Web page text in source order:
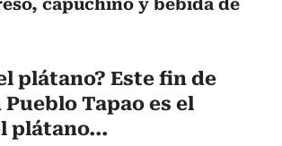
capuchino y bebida de
plátano? Este fin de
Pueblo Tapao es el
plátano...